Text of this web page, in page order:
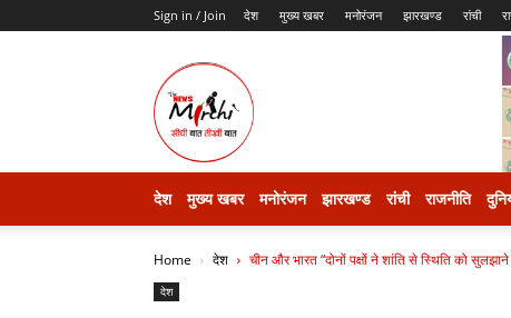
Sign in / Join देश मुख्य खबर मनोरंजन झारखण्ड रांची
देश मुख्य खबर मनोरंजन झारखण्ड रांची राजनीति
Home देश चीन और भारत “दोनों पक्षों ने शांति से स्थिति को
देश